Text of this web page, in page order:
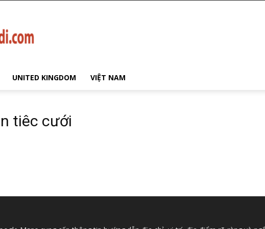
UNITED KINGDOM VIỆT NAM
tiêc cưới